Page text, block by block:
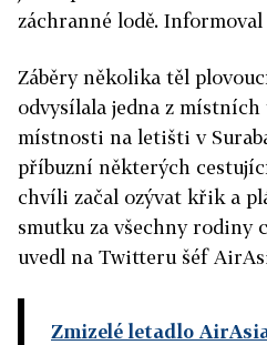
záchranné lodě.
Záběry několika těl
odvysílala jedna z
místnosti na letišti v
příbuzní některých
chvíli začal ozývat křik a
smutku za všechny rodiny
uvedl na Twitteru šéf
Zmizelé letadlo